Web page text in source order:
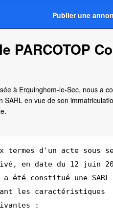
Publier une
PARCOTOP
à Erquinghem-le-Sec, nous a
SARL en vue de son
termes d'un acte sous
en date du 12 juin
été constitué une SARL
les caractéristiques
: